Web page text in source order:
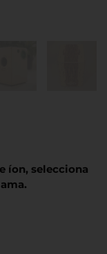
íon, selecciona